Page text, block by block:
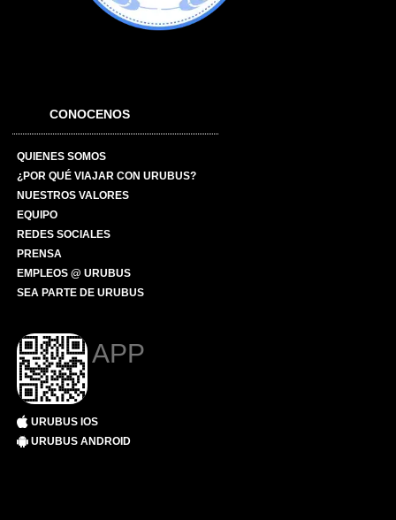
CONOCENOS
QUIENES SOMOS
¿POR QUÉ VIAJAR CON URUBUS?
NUESTROS VALORES
EQUIPO
REDES SOCIALES
PRENSA
EMPLEOS @ URUBUS
SEA PARTE DE URUBUS
APP
URUBUS IOS
URUBUS ANDROID